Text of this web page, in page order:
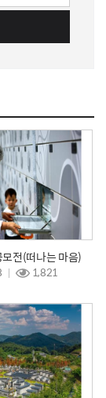
전(떠나는 마음)
1,821